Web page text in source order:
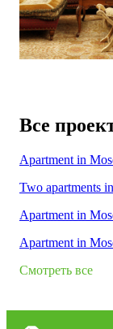
Все
Apartment in
Two apartments
Apartment in
Apartment in
Смотреть все